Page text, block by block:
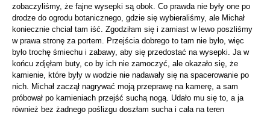
zobaczyliśmy, że fajne wysepki są obok. Co prawda nie były one po
drodze do ogrodu botanicznego, gdzie się wybieraliśmy, ale Michał
koniecznie chciał tam iść. Zgodziłam się i zamiast w lewo poszliśmy
w prawa stronę za portem. Przejścia dobrego to tam nie było, więc
było trochę śmiechu i zabawy, aby się przedostać na wysepki. Ja w
końcu zdjęłam buty, co by ich nie zamoczyć, ale okazało się, że
kamienie, które były w wodzie nie nadawały się na spacerowanie po
nich. Michał zaczął nagrywać moją przeprawę na kamerę, a sam
próbował po kamieniach przejść suchą nogą. Udało mu się to, a ja
również bez żadnego poślizgu doszłam sucha i cała na teren